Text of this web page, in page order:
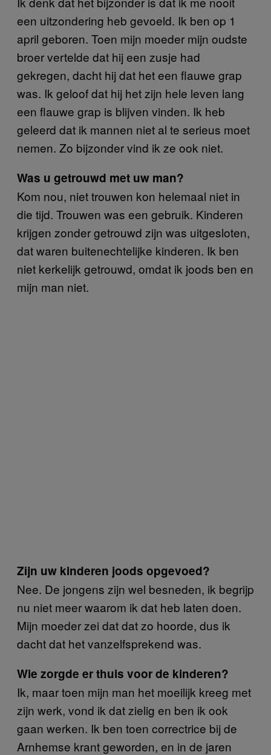
een uitzondering heb gevoeld. Ik ben op 1
april geboren. Toen mijn moeder mijn oudste
broer vertelde dat hij een zusje had
gekregen, dacht hij dat het een flauwe grap
was. Ik geloof dat hij het zijn hele leven lang
een flauwe grap is blijven vinden. Ik heb
geleerd dat ik mannen niet al te serieus moet
nemen. Zo bijzonder vind ik ze ook niet.
Was u getrouwd met uw man?
Kom nou, niet trouwen kon helemaal niet in
die tijd. Trouwen was een gebruik. Kinderen
krijgen zonder getrouwd zijn was uitgesloten,
dat waren buitenechtelijke kinderen. Ik ben
niet kerkelijk getrouwd, omdat ik joods ben en
mijn man niet.
Zijn uw kinderen joods opgevoed?
Nee. De jongens zijn wel besneden, ik begrijp
nu niet meer waarom ik dat heb laten doen.
Mijn moeder zei dat dat zo hoorde, dus ik
dacht dat het vanzelfsprekend was.
Wie zorgde er thuis voor de kinderen?
Ik, maar toen mijn man het moeilijk kreeg met
zijn werk, vond ik dat zielig en ben ik ook
gaan werken. Ik ben toen correctrice bij de
Arnhemse krant geworden, en in de jaren